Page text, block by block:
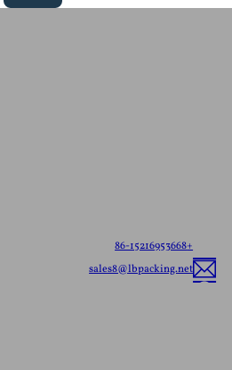
+86-15216953668
sales8@lbpacking.net